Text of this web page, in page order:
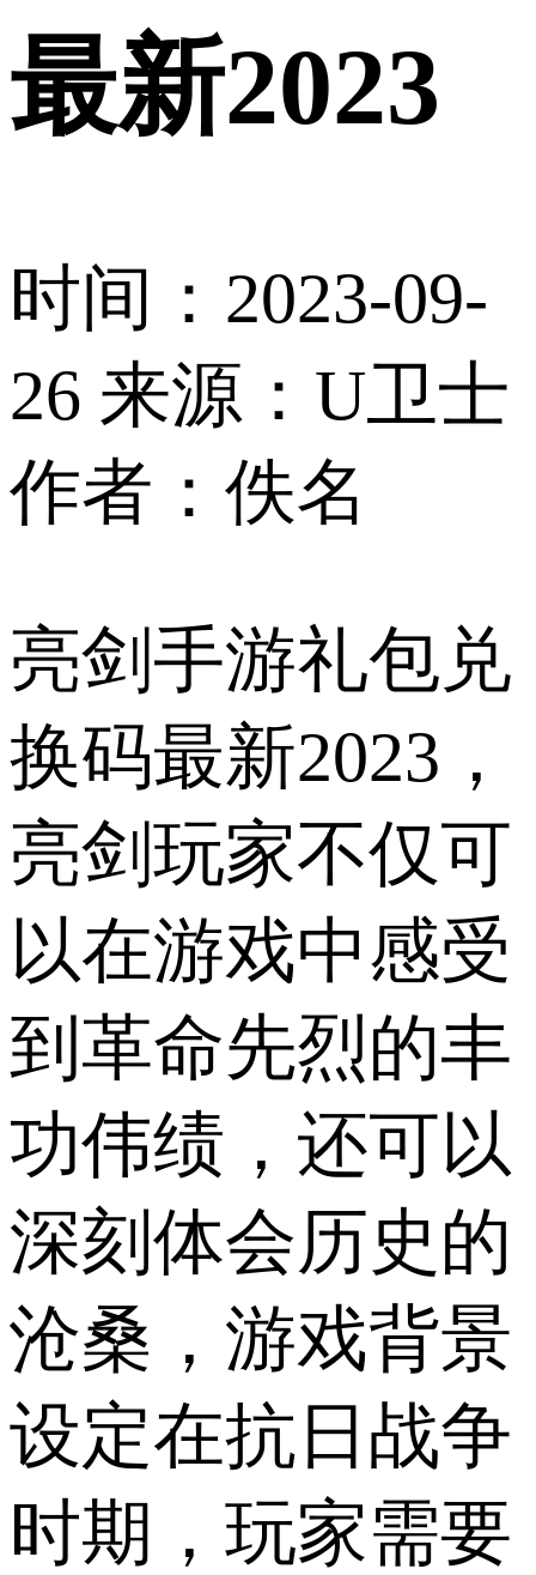
最新2023
时间：2023-09-
26 来源：U卫士
作者：佚名
亮剑手游礼包兑
换码最新2023，
亮剑玩家不仅可
以在游戏中感受
到革命先烈的丰
功伟绩，还可以
深刻体会历史的
沧桑，游戏背景
设定在抗日战争
时期，玩家需要